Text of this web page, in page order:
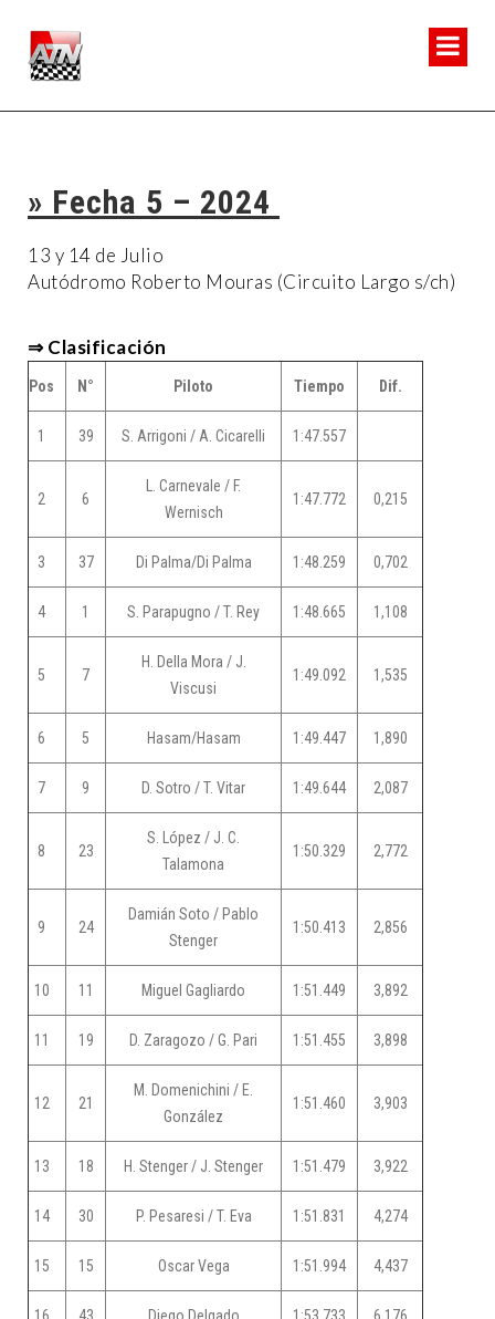
» Fecha 5 – 2024
13 y 14 de Julio
Autódromo Roberto Mouras (Circuito Largo s/ch)
⇒ Clasificación
Pos N° Piloto Tiempo Dif.
1 39 S. Arrigoni / A. Cicarelli 1:47.557
2 6
L. Carnevale / F.
Wernisch
1:47.772 0,215
3 37 Di Palma/Di Palma 1:48.259 0,702
4 1 S. Parapugno / T. Rey 1:48.665 1,108
5 7
H. Della Mora / J.
Viscusi
1:49.092 1,535
6 5 Hasam/Hasam 1:49.447 1,890
7 9 D. Sotro / T. Vitar 1:49.644 2,087
8 23
S. López / J. C.
Talamona
1:50.329 2,772
9 24
Damián Soto / Pablo
Stenger
1:50.413 2,856
10 11 Miguel Gagliardo 1:51.449 3,892
11 19 D. Zaragozo / G. Pari 1:51.455 3,898
12 21
M. Domenichini / E.
González
1:51.460 3,903
13 18 H. Stenger / J. Stenger 1:51.479 3,922
14 30 P. Pesaresi / T. Eva 1:51.831 4,274
15 15 Oscar Vega 1:51.994 4,437